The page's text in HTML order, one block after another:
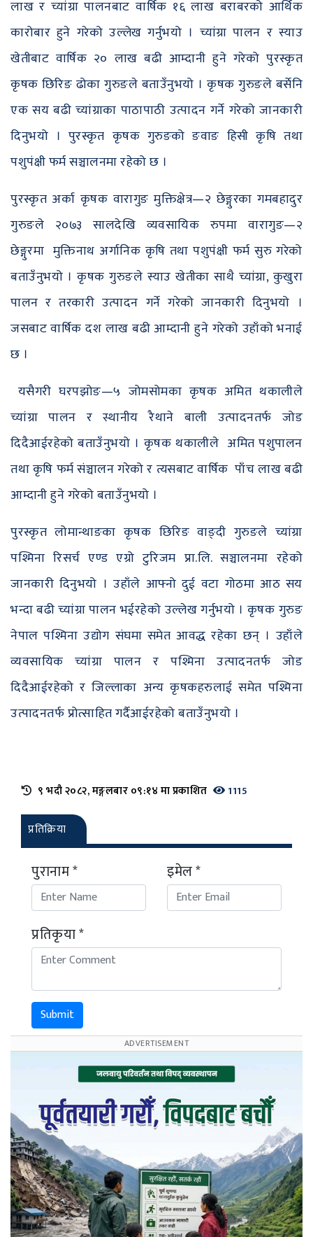
लाख र च्यांग्रा पालनबाट वार्षिक १६ लाख बराबरको आर्थिक
कारोबार हुने गरेको उल्लेख गर्नुभयो । च्यांग्रा पालन र स्याउ
खेतीबाट वार्षिक २० लाख बढी आम्दानी हुने गरेको पुरस्कृत
कृषक छिरिङ ढोका गुरुङले बताउँनुभयो । कृषक गुरुङले बर्सेनि
एक सय बढी च्यांग्राका पाठापाठी उत्पादन गर्ने गरेको जानकारी
दिनुभयो । पुरस्कृत कृषक गुरुङको ङवाङ हिसी कृषि तथा
पशुपंक्षी फर्म सञ्चालनमा रहेको छ ।
पुरस्कृत अर्का कृषक वारागुङ मुक्तिक्षेत्र—२ छेङ्गुरका गमबहादुर
गुरुङले २०७३ सालदेखि व्यवसायिक रुपमा वारागुङ—२
छेङ्गुरमा मुक्तिनाथ अर्गानिक कृषि तथा पशुपंक्षी फर्म सुरु गरेको
बताउँनुभयो । कृषक गुरुङले स्याउ खेतीका साथै च्यांग्रा, कुखुरा
पालन र तरकारी उत्पादन गर्ने गरेको जानकारी दिनुभयो ।
जसबाट वार्षिक दश लाख बढी आम्दानी हुने गरेको उहाँको भनाई
छ ।
यसैगरी घरपझोङ—५ जोमसोमका कृषक अमित थकालीले
च्यांग्रा पालन र स्थानीय रैथाने बाली उत्पादनतर्फ जोड
दिदैआईरहेको बताउँनुभयो । कृषक थकालीले अमित पशुपालन
तथा कृषि फर्म संञ्चालन गरेको र त्यसबाट वार्षिक पाँच लाख बढी
आम्दानी हुने गरेको बताउँनुभयो ।
पुरस्कृत लोमान्थाङका कृषक छिरिङ वाङ्दी गुरुङले च्यांग्रा
पश्मिना रिसर्च एण्ड एग्रो टुरिजम प्रा.लि. सञ्चालनमा रहेको
जानकारी दिनुभयो । उहाँले आफ्नो दुई वटा गोठमा आठ सय
भन्दा बढी च्यांग्रा पालन भईरहेको उल्लेख गर्नुभयो । कृषक गुरुङ
नेपाल पश्मिना उद्योग संघमा समेत आवद्ध रहेका छन् । उहाँले
व्यवसायिक च्यांग्रा पालन र पश्मिना उत्पादनतर्फ जोड
दिदैआईरहेको र जिल्लाका अन्य कृषकहरुलाई समेत पश्मिना
उत्पादनतर्फ प्रोत्साहित गर्दैआईरहेको बताउँनुभयो ।
९ भदौ २०८२, मङ्गलबार ०९:१४ मा प्रकाशित 1115
प्रतिक्रिया
पुरानाम * इमेल *
प्रतिकृया *
Submit